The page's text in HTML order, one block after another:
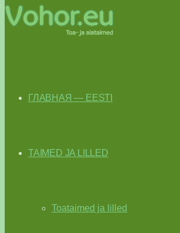
ГЛАВНАЯ — EESTI
TAIMED JA LILLED
Toataimed ja lilled